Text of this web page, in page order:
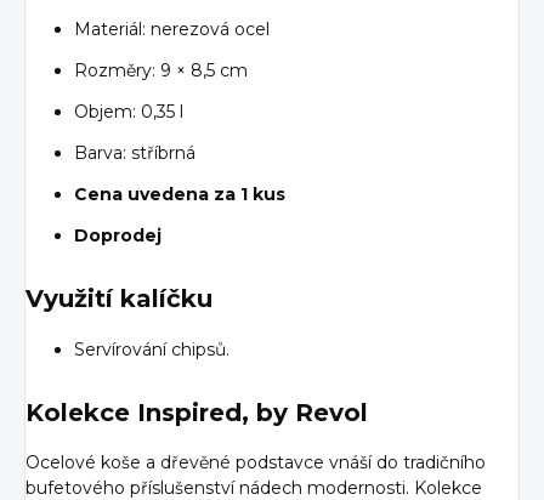
Materiál: nerezová ocel
Rozměry: 9 × 8,5 cm
Objem: 0,35 l
Barva: stříbrná
Cena uvedena za 1 kus
Doprodej
Využití kalíčku
Servírování chipsů.
Kolekce Inspired, by Revol
Ocelové koše a dřevěné podstavce vnáší do tradičního
bufetového příslušenství nádech modernosti. Kolekce